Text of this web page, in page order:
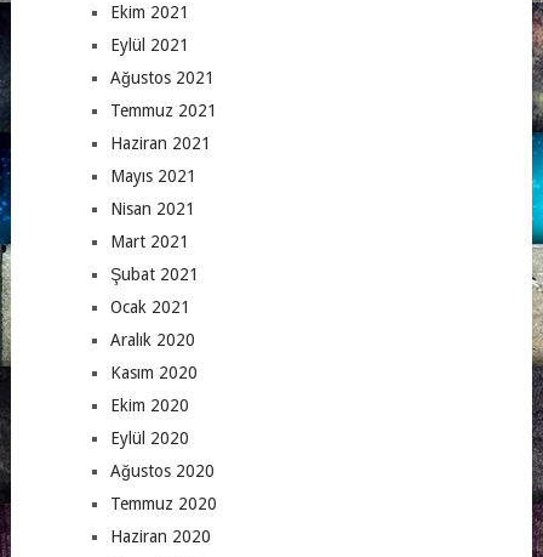
Ekim 2021
Eylül 2021
Ağustos 2021
Temmuz 2021
Haziran 2021
Mayıs 2021
Nisan 2021
Mart 2021
Şubat 2021
Ocak 2021
Aralık 2020
Kasım 2020
Ekim 2020
Eylül 2020
Ağustos 2020
Temmuz 2020
Haziran 2020